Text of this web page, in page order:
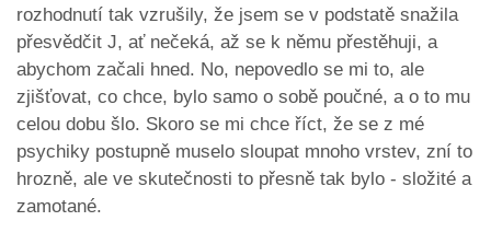
rozhodnutí tak vzrušily, že jsem se v podstatě snažila
přesvědčit J, ať nečeká, až se k němu přestěhuji, a
abychom začali hned. No, nepovedlo se mi to, ale
zjišťovat, co chce, bylo samo o sobě poučné, a o to mu
celou dobu šlo. Skoro se mi chce říct, že se z mé
psychiky postupně muselo sloupat mnoho vrstev, zní to
hrozně, ale ve skutečnosti to přesně tak bylo - složité a
zamotané.